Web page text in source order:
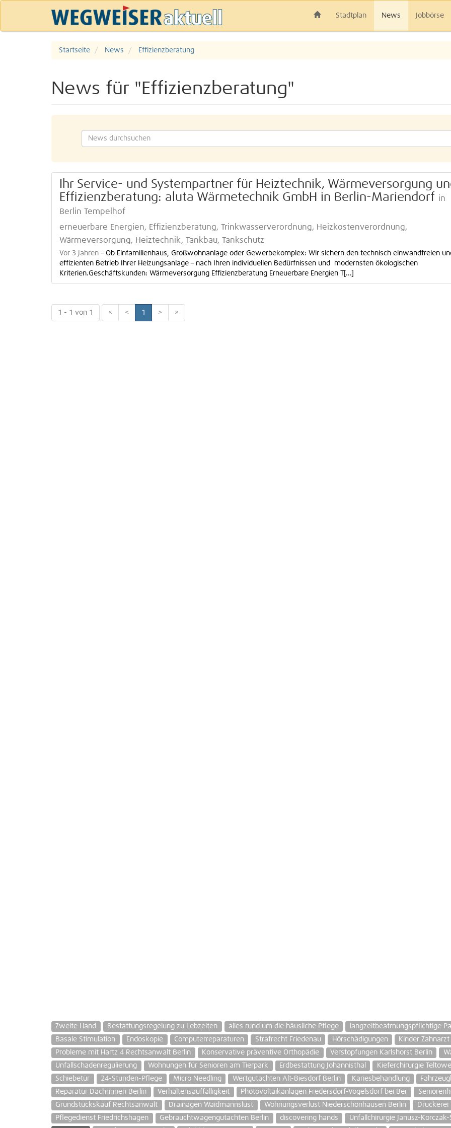
Stadtplan News Jobbörse
Startseite News Effizienzberatung
News für "Effizienzberatung"
Ihr Service- und Systempartner für Heiztechnik, Wärmeversorgung
Effizienz­beratung: aluta Wärmetechnik GmbH in Berlin-Mariendorf in
Berlin Tempelhof
erneuerbare Energien, Effizienzberatung, Trinkwasserverordnung, Heizkostenverordnung,
Wärmeversorgung, Heiztechnik, Tankbau, Tankschutz
Vor 3 Jahren – Ob Einfamilienhaus, Großwohnanlage oder Gewerbekomplex: Wir sichern den technisch einwand­freien
effizienten Betrieb Ihrer Heizungsanlage – nach Ihren individuellen Bedürfnissen und modernsten ökologischen
Kriterien.Geschäftskunden: Wärmeversorgung Effizienzberatung Erneuerbare Energien T[...]
1 - 1 von 1 « < 1 > »
Zweite Hand Bestattungsregelung zu Lebzeiten alles rund um die häusliche Pflege langzeitbeatmungspflichtige
Basale Stimulation
Endoskopie Computerreparaturen Strafrecht Friedenau Hörschädigungen Kinder
Probleme mit Hartz 4 Rechtsanwalt Berlin
Konservative präventive Orthopädie Verstopfungen Karlshorst Berlin
Unfallschadenregulierung
Wohnungen für Senioren am Tierpark Erdbestattung Johannisthal Kieferchirurgie
Schiebetür
24-Stunden-Pflege Micro Needling Wertgutachten Alt-Biesdorf Berlin Kariesbehandlung
Reparatur Dachrinnen Berlin
Verhaltensauffälligkeit Photovoltaikanlagen Fredersdorf-Vogelsdorf bei Ber
Grundstückskauf Rechtsanwalt
Drainagen Waidmannslust Wohnungsverlust Niederschönhausen Berlin Druckerei
Pflegedienst Friedrichshagen
Gebrauchtwagengutachten Berlin discovering hands Unfallchirurgie Janusz-